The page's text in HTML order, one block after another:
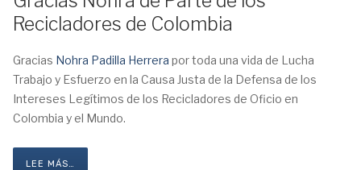
Recicladores de Colombia
Gracias Nohra Padilla Herrera por toda una vida de Lucha
Trabajo y Esfuerzo en la Causa Justa de la Defensa de los
Intereses Legítimos de los Recicladores de Oficio en
Colombia y el Mundo.
LEE MÁS…